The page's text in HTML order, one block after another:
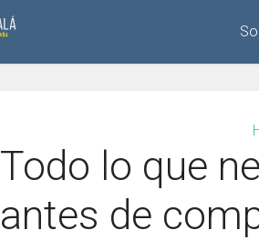
Todo lo que
antes de